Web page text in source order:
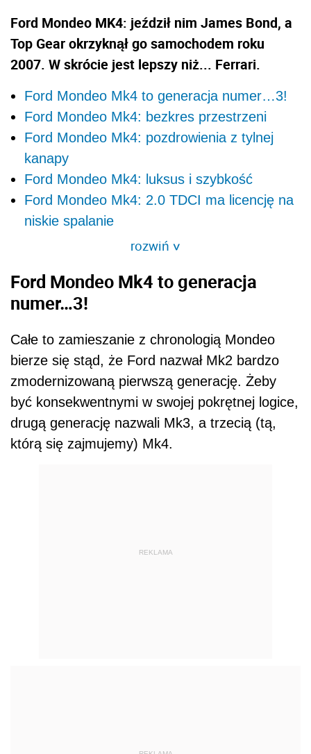
Ford Mondeo MK4: jeździł nim James Bond, a
Top Gear okrzyknął go samochodem roku
2007. W skrócie jest lepszy niż... Ferrari.
Ford Mondeo Mk4 to generacja numer…3!
Ford Mondeo Mk4: bezkres przestrzeni
Ford Mondeo Mk4: pozdrowienia z tylnej
kanapy
Ford Mondeo Mk4: luksus i szybkość
Ford Mondeo Mk4: 2.0 TDCI ma licencję na
niskie spalanie
rozwiń>
Ford Mondeo Mk4 to generacja
numer…3!
Całe to zamieszanie z chronologią Mondeo
bierze się stąd, że Ford nazwał Mk2 bardzo
zmodernizowaną pierwszą generację. Żeby
być konsekwentnymi w swojej pokrętnej logice,
drugą generację nazwali Mk3, a trzecią (tą,
którą się zajmujemy) Mk4.
REKLAMA